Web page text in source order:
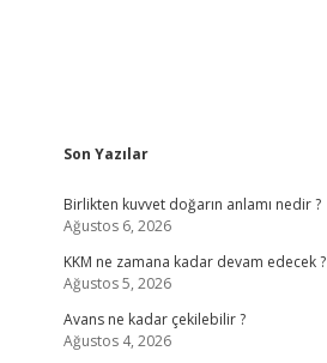
Sidebar
Son Yazılar
Birlikten kuvvet doğarın anlamı nedir ?
Ağustos 6, 2026
KKM ne zamana kadar devam edecek ?
Ağustos 5, 2026
Avans ne kadar çekilebilir ?
Ağustos 4, 2026